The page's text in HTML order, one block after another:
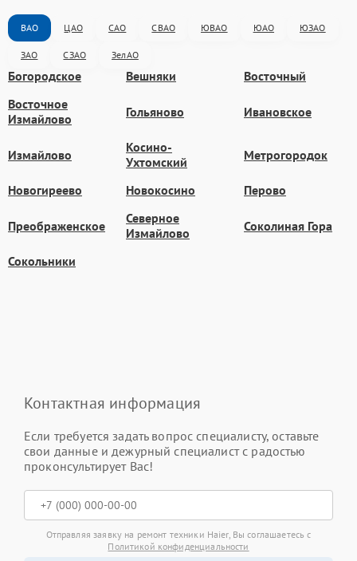
ВАО ЦАО САО СВАО ЮВАО ЮАО ЮЗАО
ЗАО СЗАО ЗелАО
Богородское Вешняки
Восточный
Восточное
Измайлово
Гольяново Ивановское
Измайлово
Косино-
Ухтомский
Метрогородок
Новогиреево Новокосино Перово
Преображенское
Северное
Измайлово
Соколиная Гора
Сокольники
Контактная информация
Если требуется задать вопрос специалисту, оставьте
свои данные и дежурный специалист с радостью
проконсультирует Вас!
Отправляя заявку на ремонт техники Haier, Вы соглашаетесь с
Политикой конфиденциальности